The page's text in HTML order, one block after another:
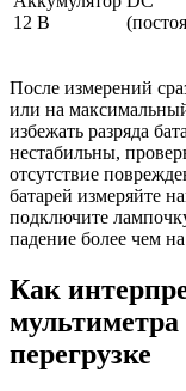
12 В
После измерений
или на
избежать разряда
нестабильны,
отсутствие
батарей измеряйте
подключите
падение более чем
Как
мультиметра
перегрузке